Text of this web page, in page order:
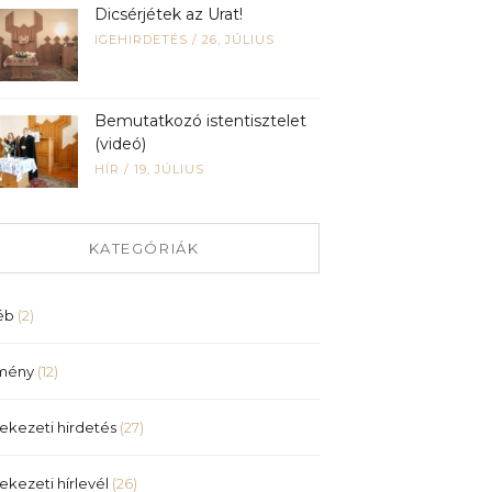
Dicsérjétek az Urat!
IGEHIRDETÉS / 26, JÚLIUS
Bemutatkozó istentisztelet
(videó)
HÍR / 19, JÚLIUS
KATEGÓRIÁK
(2)
(12)
hirdetés (27)
hírlevél (26)